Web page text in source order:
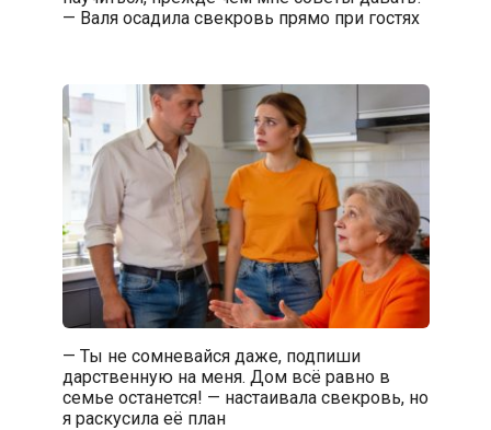
— Валя осадила свекровь прямо при гостях
— Ты не сомневайся даже, подпиши
дарственную на меня. Дом всё равно в
семье останется! — настаивала свекровь, но
я раскусила её план